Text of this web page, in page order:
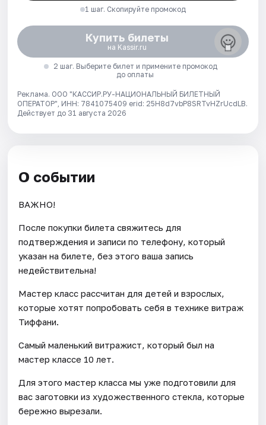
1 шаг. Скопируйте промокод
Купить билеты
на Kassir.ru
2 шаг. Выберите билет и примените промокод
до оплаты
Реклама. ООО "КАССИР.РУ-НАЦИОНАЛЬНЫЙ БИЛЕТНЫЙ
ОПЕРАТОР", ИНН: 7841075409 erid: 25H8d7vbP8SRTvHZrUcdLB.
Действует до 31 августа 2026
О событии
ВАЖНО!
После покупки билета свяжитесь для
подтверждения и записи по телефону, который
указан на билете, без этого ваша запись
недействительна!
Мастер класс рассчитан для детей и взрослых,
которые хотят попробовать себя в технике витраж
Тиффани.
Самый маленький витражист, который был на
мастер классе 10 лет.
Для этого мастер класса мы уже подготовили для
вас заготовки из художественного стекла, которые
бережно вырезали.